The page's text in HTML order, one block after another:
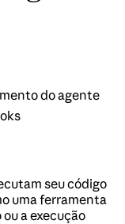
do agente
seu código
uma ferramenta
a execução